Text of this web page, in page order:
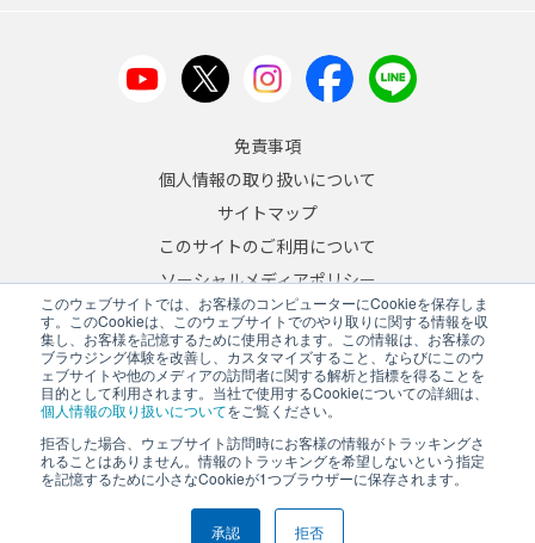
このウェブサイトでは、お客様のコンピューターにCookieを保存しま
す。このCookieは、このウェブサイトでのやり取りに関する情報を収
集し、お客様を記憶するために使用されます。この情報は、お客様の
ブラウジング体験を改善し、カスタマイズすること、ならびにこのウ
ェブサイトや他のメディアの訪問者に関する解析と指標を得ることを
目的として利用されます。当社で使用するCookieについての詳細は、
個人情報の取り扱いについてをご覧ください。
拒否した場合、ウェブサイト訪問時にお客様の情報がトラッキングさ
れることはありません。情報のトラッキングを希望しないという指定
を記憶するために小さなCookieが1つブラウザーに保存されます。
承認 拒否
免責事項
個人情報の取り扱いについて
サイトマップ
このサイトのご利用について
ソーシャルメディアポリシー
反社会的勢力への対応について
JA/EN
Copyright © 2026 A&D Company, Limited
PCサイトを表示する